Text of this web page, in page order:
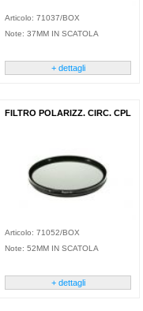
Articolo: 71037/BOX
Note: 37MM IN SCATOLA
+ dettagli
FILTRO POLARIZZ. CIRC. CPL
Articolo: 71052/BOX
Note: 52MM IN SCATOLA
+ dettagli